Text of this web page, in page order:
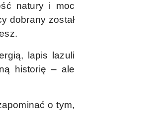
natury i moc
dobrany został
lapis lazuli
historię – ale
o tym,